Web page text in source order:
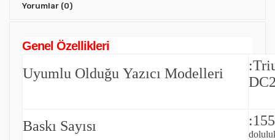
Yorumlar (0)
Genel Özellikleri
Uyumlu Olduğu Yazıcı Modelleri
Baskı Sayısı